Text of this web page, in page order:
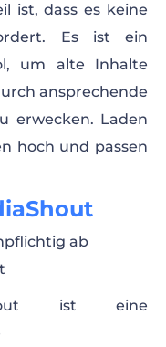
ist, dass es keine
Es ist ein
um alte Inhalte
ansprechende
erwecken. Laden
hoch und passen
ab
ist eine